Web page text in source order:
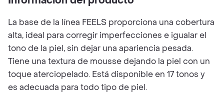
La base de la línea FEELS proporciona una cobertura
alta, ideal para corregir imperfecciones e igualar el
tono de la piel, sin dejar una apariencia pesada.
Tiene una textura de mousse dejando la piel con un
toque aterciopelado. Está disponible en 17 tonos y
es adecuada para todo tipo de piel.